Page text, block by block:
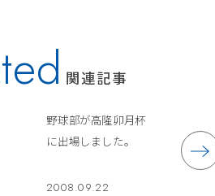
関連記事
野球部が高隆卯月杯
に出場しました。
2008.09.22